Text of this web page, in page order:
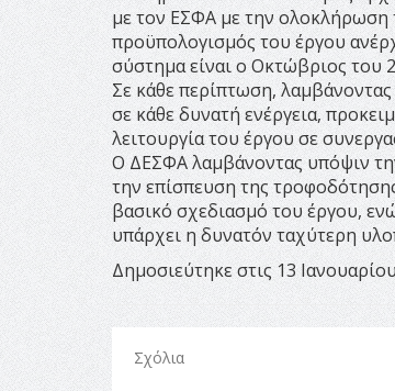
με τον ΕΣΦΑ με την ολοκλήρωση
προϋπολογισμός του έργου
σύστημα είναι ο Οκτώβριος του
Σε κάθε περίπτωση,
σε κάθε δυνατή ενέργεια,
λειτουργία του έργου σε
Ο ΔΕΣΦΑ λαμβάνοντας υπόψιν
την επίσπευση της
βασικό σχεδιασμό του έργου,
υπάρχει η δυνατόν ταχύτερη
Δημοσιεύτηκε στις 13
Σχόλια